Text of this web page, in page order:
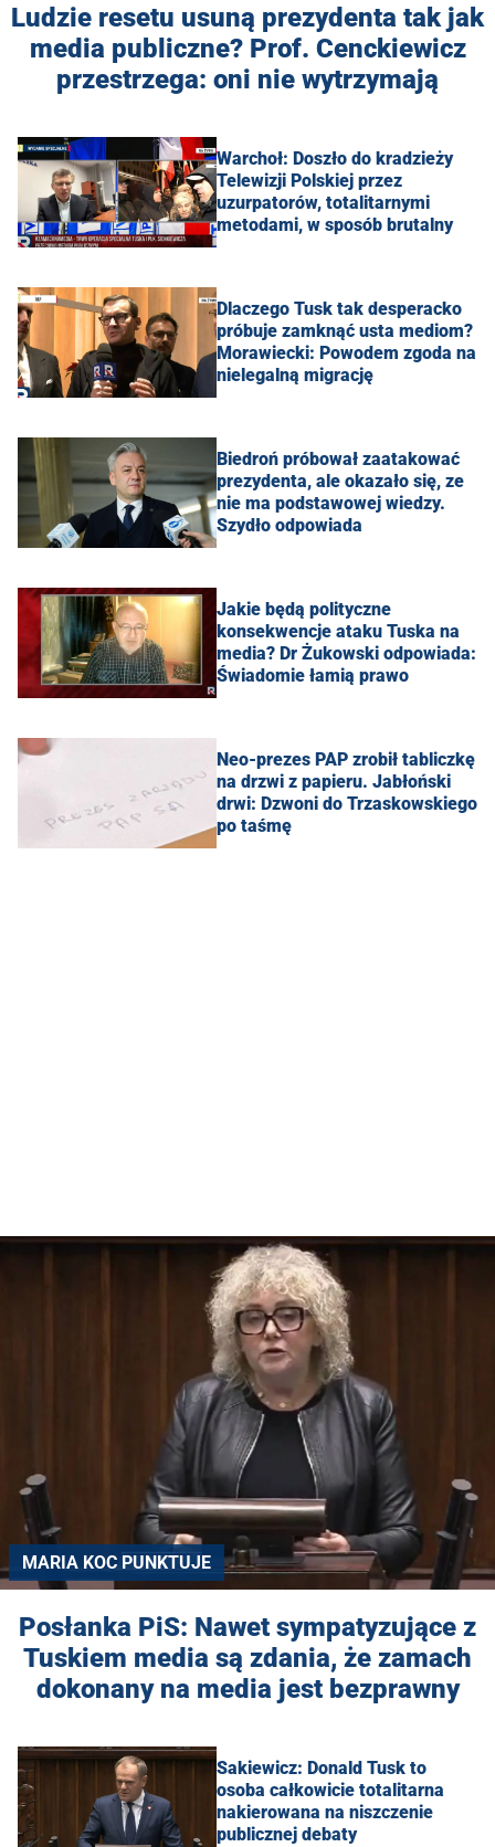
Ludzie resetu usuną prezydenta tak jak
media publiczne? Prof. Cenckiewicz
przestrzega: oni nie wytrzymają
Warchoł: Doszło do kradzieży
Telewizji Polskiej przez
uzurpatorów, totalitarnymi
metodami, w sposób brutalny
Dlaczego Tusk tak desperacko
próbuje zamknąć usta mediom?
Morawiecki: Powodem zgoda na
nielegalną migrację
Biedroń próbował zaatakować
prezydenta, ale okazało się, ze
nie ma podstawowej wiedzy.
Szydło odpowiada
Jakie będą polityczne
konsekwencje ataku Tuska na
media? Dr Żukowski odpowiada:
Świadomie łamią prawo
Neo-prezes PAP zrobił tabliczkę
na drzwi z papieru. Jabłoński
drwi: Dzwoni do Trzaskowskiego
po taśmę
MARIA KOC PUNKTUJE
Posłanka PiS: Nawet sympatyzujące z
Tuskiem media są zdania, że zamach
dokonany na media jest bezprawny
Sakiewicz: Donald Tusk to
osoba całkowicie totalitarna
nakierowana na niszczenie
publicznej debaty